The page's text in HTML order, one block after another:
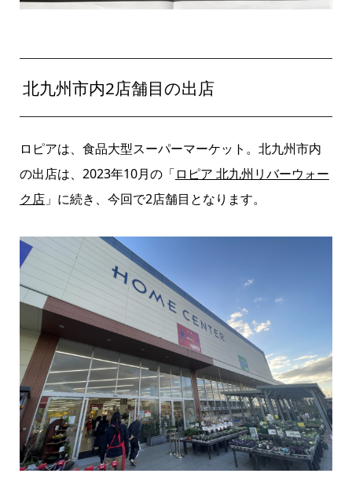
北九州市内2店舗目の出店
ロピアは、食品大型スーパーマーケット。北九州市内
の出店は、2023年10月の「ロピア 北九州リバーウォー
ク店」に続き、今回で2店舗目となります。